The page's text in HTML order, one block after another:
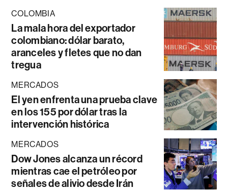
COLOMBIA
La mala hora del exportador
colombiano: dólar barato,
aranceles y fletes que no dan
tregua
MERCADOS
El yen enfrenta una prueba clave
en los 155 por dólar tras la
intervención histórica
MERCADOS
Dow Jones alcanza un récord
mientras cae el petróleo por
señales de alivio desde Irán